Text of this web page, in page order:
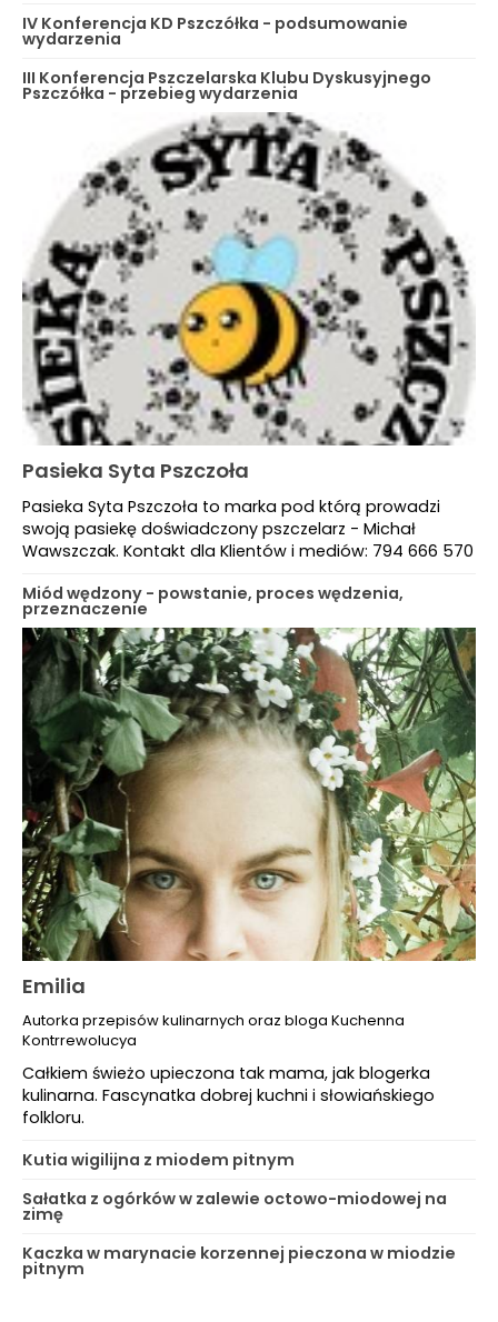
IV Konferencja KD Pszczółka - podsumowanie
wydarzenia
III Konferencja Pszczelarska Klubu Dyskusyjnego
Pszczółka - przebieg wydarzenia
Pasieka Syta Pszczoła
Pasieka Syta Pszczoła to marka pod którą prowadzi
swoją pasiekę doświadczony pszczelarz - Michał
Wawszczak. Kontakt dla Klientów i mediów: 794 666 570
Miód wędzony - powstanie, proces wędzenia,
przeznaczenie
Emilia
Autorka przepisów kulinarnych oraz bloga Kuchenna
Kontrrewolucya
Całkiem świeżo upieczona tak mama, jak blogerka
kulinarna. Fascynatka dobrej kuchni i słowiańskiego
folkloru.
Kutia wigilijna z miodem pitnym
Sałatka z ogórków w zalewie octowo-miodowej na
zimę
Kaczka w marynacie korzennej pieczona w miodzie
pitnym